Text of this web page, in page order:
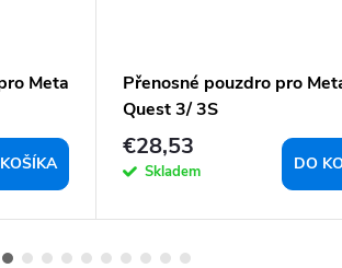
Meta
Přenosné pouzdro pro
Quest 3/ 3S
€28,53
Skladem DO